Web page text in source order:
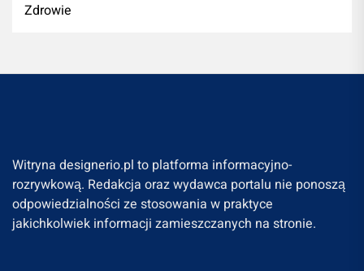
Zdrowie
Witryna designerio.pl to platforma informacyjno-
rozrywkową. Redakcja oraz wydawca portalu nie ponoszą
odpowiedzialności ze stosowania w praktyce
jakichkolwiek informacji zamieszczanych na stronie.